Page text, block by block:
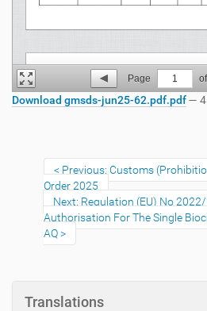
Page 1 of
Download gmsds-jun25-62.pdf.pdf—
Previous: Customs
Order 2025
Next: Regulation (EU) No
Authorisation For The Single
AQ
Translations